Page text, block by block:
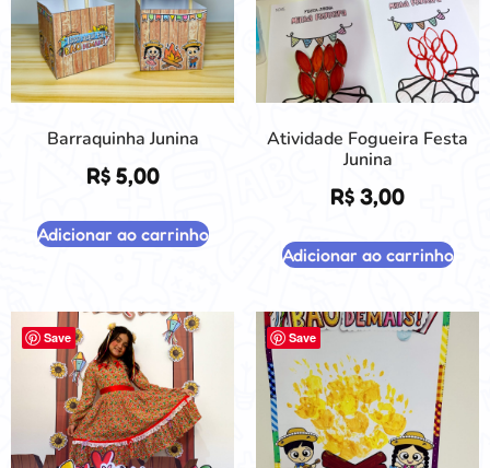
Barraquinha Junina
R$5,00
Adicionar ao carrinho
Atividade Fogueira Festa
Junina
R$ 3,00
Adicionar ao carrinho
Save Save